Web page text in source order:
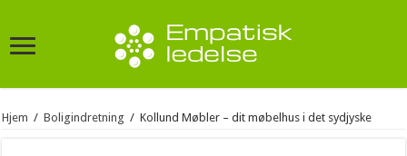
Hjem / Boligindretning / Kollund Møbler – dit møbelhus i det sydjyske